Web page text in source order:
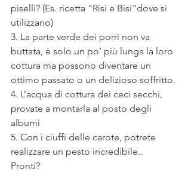
piselli? (Es. ricetta "Risi e Bisi"dove si
utilizzano)
3. La parte verde dei porri non va
buttata, è solo un po’ più lunga la loro
cottura ma possono diventare un
ottimo passato o un delizioso soffritto.
4. L’acqua di cottura dei ceci secchi,
provate a montarla al posto degli
albumi
5. Con i ciuffi delle carote, potrete
realizzare un pesto incredibile..
Pronti?